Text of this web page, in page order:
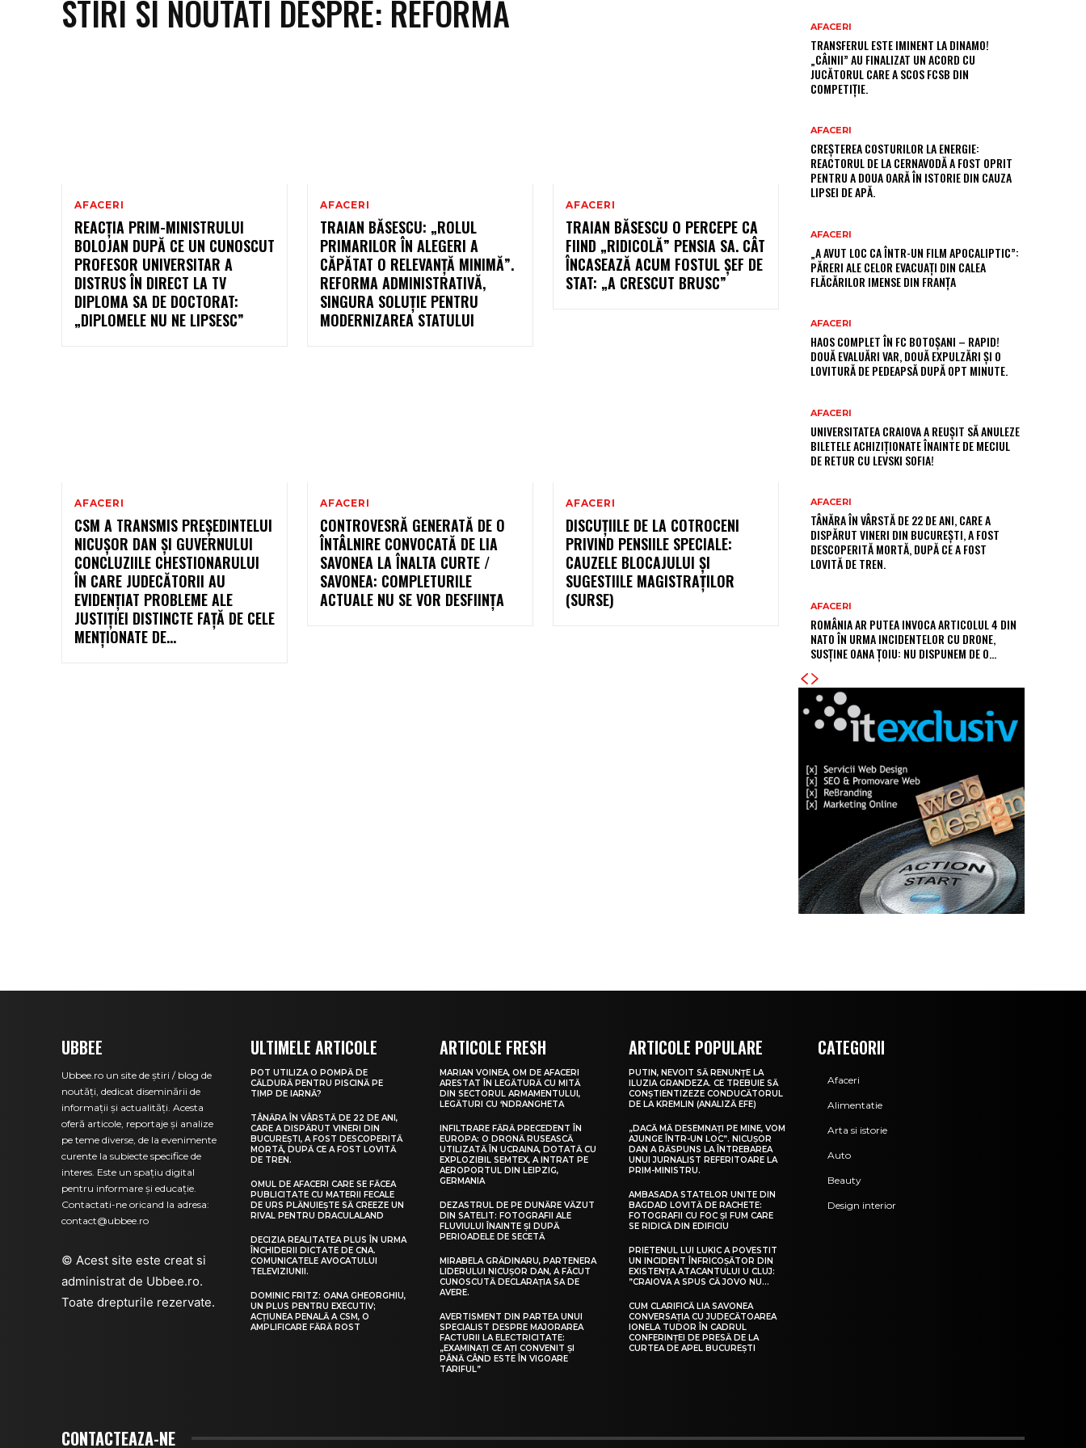
STIRI SI NOUTATI DESPRE: REFORMĂ
AFACERI
REACȚIA PRIM-MINISTRULUI
BOLOJAN DUPĂ CE UN CUNOSCUT
PROFESOR UNIVERSITAR A
DISTRUS ÎN DIRECT LA TV
DIPLOMA SA DE DOCTORAT:
„DIPLOMELE NU NE LIPSESC”
AFACERI
TRAIAN BĂSESCU: „ROLUL
PRIMARILOR ÎN ALEGERI A
CĂPĂTAT O RELEVANȚĂ MINIMĂ”.
REFORMA ADMINISTRATIVĂ,
SINGURA SOLUȚIE PENTRU
MODERNIZAREA STATULUI
AFACERI
TRAIAN BĂSESCU O PERCEPE CA
FIIND „RIDICOLĂ” PENSIA SA. CÂT
ÎNCASEAZĂ ACUM FOSTUL ȘEF DE
STAT: „A CRESCUT BRUSC”
AFACERI
CSM A TRANSMIS PREȘEDINTELUI
NICUȘOR DAN ȘI GUVERNULUI
CONCLUZIILE CHESTIONARULUI
ÎN CARE JUDECĂTORII AU
EVIDENȚIAT PROBLEME ALE
JUSTIȚIEI DISTINCTE FAȚĂ DE CELE
MENȚIONATE DE...
AFACERI
CONTROVESRĂ GENERATĂ DE O
ÎNTÂLNIRE CONVOCATĂ DE LIA
SAVONEA LA ÎNALTA CURTE /
SAVONEA: COMPLETURILE
ACTUALE NU SE VOR DESFIINȚA
AFACERI
DISCUȚIILE DE LA COTROCENI
PRIVIND PENSIILE SPECIALE:
CAUZELE BLOCAJULUI ȘI
SUGESTIILE MAGISTRAȚILOR
(SURSE)
AFACERI
TRANSFERUL ESTE IMINENT LA DINAMO!
„CÂINII” AU FINALIZAT UN ACORD CU
JUCĂTORUL CARE A SCOS FCSB DIN
COMPETIȚIE.
AFACERI
CREȘTEREA COSTURILOR LA ENERGIE:
REACTORUL DE LA CERNAVODĂ A FOST OPRIT
PENTRU A DOUA OARĂ ÎN ISTORIE DIN CAUZA
LIPSEI DE APĂ.
AFACERI
„A AVUT LOC CA ÎNTR-UN FILM APOCALIPTIC”:
PĂRERI ALE CELOR EVACUAȚI DIN CALEA
FLĂCĂRILOR IMENSE DIN FRANȚA
AFACERI
HAOS COMPLET ÎN FC BOTOȘANI – RAPID!
DOUĂ EVALUĂRI VAR, DOUĂ EXPULZĂRI ȘI O
LOVITURĂ DE PEDEAPSĂ DUPĂ OPT MINUTE.
AFACERI
UNIVERSITATEA CRAIOVA A REUȘIT SĂ ANULEZE
BILETELE ACHIZIȚIONATE ÎNAINTE DE MECIUL
DE RETUR CU LEVSKI SOFIA!
AFACERI
TÂNĂRA ÎN VÂRSTĂ DE 22 DE ANI, CARE A
DISPĂRUT VINERI DIN BUCUREȘTI, A FOST
DESCOPERITĂ MORTĂ, DUPĂ CE A FOST
LOVITĂ DE TREN.
AFACERI
ROMÂNIA AR PUTEA INVOCA ARTICOLUL 4 DIN
NATO ÎN URMA INCIDENTELOR CU DRONE,
SUSȚINE OANA ȚOIU: NU DISPUNEM DE O…
UBBEE
Ubbee.ro un site de știri / blog de
noutăți, dedicat diseminării de
informații și actualități. Acesta
oferă articole, reportaje și analize
pe teme diverse, de la evenimente
curente la subiecte specifice de
interes. Este un spațiu digital
pentru informare și educație.
Contactati-ne oricand la adresa:
contact@ubbee.ro
© Acest site este creat si
administrat de Ubbee.ro.
Toate drepturile rezervate.
ULTIMELE ARTICOLE
POT UTILIZA O POMPĂ DE
CĂLDURĂ PENTRU PISCINĂ PE
TIMP DE IARNĂ?
TÂNĂRA ÎN VÂRSTĂ DE 22 DE ANI,
CARE A DISPĂRUT VINERI DIN
BUCUREȘTI, A FOST DESCOPERITĂ
MORTĂ, DUPĂ CE A FOST LOVITĂ
DE TREN.
OMUL DE AFACERI CARE SE FĂCEA
PUBLICITATE CU MATERII FECALE
DE URS PLĂNUIEȘTE SĂ CREEZE UN
RIVAL PENTRU DRACULALAND
DECIZIA REALITATEA PLUS ÎN URMA
ÎNCHIDERII DICTATE DE CNA.
COMUNICATELE AVOCATULUI
TELEVIZIUNII.
DOMINIC FRITZ: OANA GHEORGHIU,
UN PLUS PENTRU EXECUTIV;
ACȚIUNEA PENALĂ A CSM, O
AMPLIFICARE FĂRĂ ROST
ARTICOLE FRESH
MARIAN VOINEA, OM DE AFACERI
ARESTAT ÎN LEGĂTURĂ CU MITĂ
DIN SECTORUL ARMAMENTULUI,
LEGĂTURI CU ‘NDRANGHETA
INFILTRARE FĂRĂ PRECEDENT ÎN
EUROPA: O DRONĂ RUSEASCĂ
UTILIZATĂ ÎN UCRAINA, DOTATĂ CU
EXPLOZIBIL SEMTEX, A INTRAT PE
AEROPORTUL DIN LEIPZIG,
GERMANIA
DEZASTRUL DE PE DUNĂRE VĂZUT
DIN SATELIT: FOTOGRAFII ALE
FLUVIULUI ÎNAINTE ȘI DUPĂ
PERIOADELE DE SECETĂ
MIRABELA GRĂDINARU, PARTENERA
LIDERULUI NICUȘOR DAN, A FĂCUT
CUNOSCUTĂ DECLARAȚIA SA DE
AVERE.
AVERTISMENT DIN PARTEA UNUI
SPECIALIST DESPRE MAJORAREA
FACTURII LA ELECTRICITATE:
„EXAMINAȚI CE AȚI CONVENIT ȘI
PÂNĂ CÂND ESTE ÎN VIGOARE
TARIFUL”
ARTICOLE POPULARE
PUTIN, NEVOIT SĂ RENUNȚE LA
ILUZIA GRANDEZA. CE TREBUIE SĂ
CONȘTIENTIZEZE CONDUCĂTORUL
DE LA KREMLIN (ANALIZĂ EFE)
„DACĂ MĂ DESEMNAȚI PE MINE, VOM
AJUNGE ÎNTR-UN LOC”. NICUȘOR
DAN A RĂSPUNS LA ÎNTREBAREA
UNUI JURNALIST REFERITOARE LA
PRIM-MINISTRU.
AMBASADA STATELOR UNITE DIN
BAGDAD LOVITĂ DE RACHETE:
FOTOGRAFII CU FOC ȘI FUM CARE
SE RIDICĂ DIN EDIFICIU
PRIETENUL LUI LUKIC A POVESTIT
UN INCIDENT ÎNFRICOȘĂTOR DIN
EXISTENȚA ATACANTULUI U CLUJ:
”CRAIOVA A SPUS CĂ JOVO NU…
CUM CLARIFICĂ LIA SAVONEA
CONVERSAȚIA CU JUDECĂTOAREA
IONELA TUDOR ÎN CADRUL
CONFERINȚEI DE PRESĂ DE LA
CURTEA DE APEL BUCUREȘTI
CATEGORII
Afaceri
Alimentatie
Arta si istorie
Auto
Beauty
Design interior
CONTACTEAZA-NE